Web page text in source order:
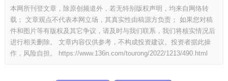
本网所刊登文章，除原创频道外，若无特别版权声明，均来自网络转
载； 文章观点不代表本网立场，其真实性由稿源方负责； 如果您对稿
件和图片等有版权及其它争议，请及时与我们联系，我们将核实情况后
进行相关删除。 文章内容仅供参考，不构成投资建议。投资者据此操
作，风险自担。
https://www.136n.com/tourong/2022/1213/490.html